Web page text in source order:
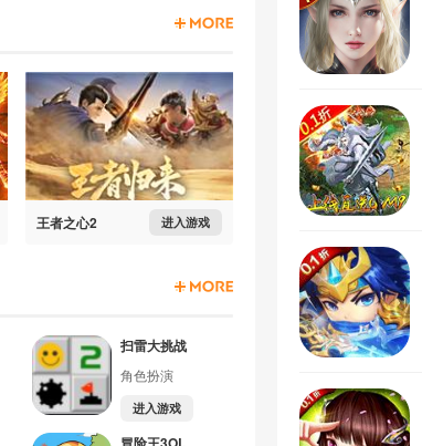
王者之心2 进入游戏
扫雷大挑战
角色扮演
进入游戏